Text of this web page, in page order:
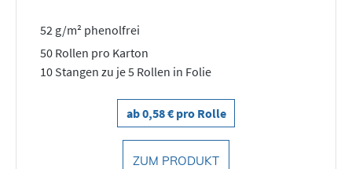
52 g/m² phenolfrei
50 Rollen pro Karton
10 Stangen zu je 5 Rollen in Folie
ab 0,58 € pro Rolle
ZUM PRODUKT